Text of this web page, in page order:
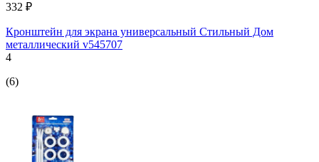
332 ₽
Кронштейн для экрана универсальный Стильный Дом
металлический v545707
4
(6)